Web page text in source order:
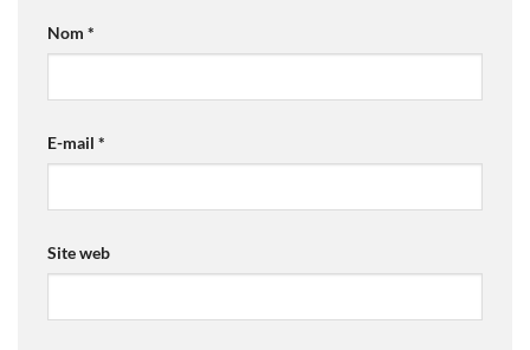
Nom *
E-mail *
Site web